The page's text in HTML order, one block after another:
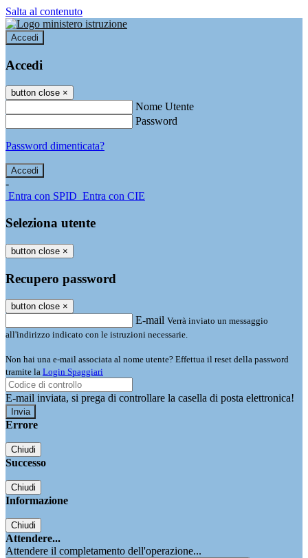
Salta al contenuto
Accedi
Accedi
button close ×
Nome Utente
Password
Password dimenticata?
-
Entra con SPID Entra con CIE
Seleziona utente
button close ×
Recupero password
button close ×
E-mail Verrà inviato un messaggio
all'indirizzo indicato con le istruzioni necessarie.
Non hai una e-mail associata al nome utente? Effettua il reset della password
tramite la Login Spaggiari
E-mail inviata, si prega di controllare la casella di posta elettronica!
Errore
Chiudi
Successo
Chiudi
Informazione
Chiudi
Attendere...
Attendere il completamento dell'operazione...